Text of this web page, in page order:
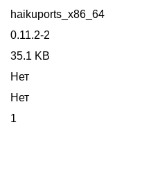
haikuports_x86_64
0.11.2-2
35.1 KB
Нет
Нет
1